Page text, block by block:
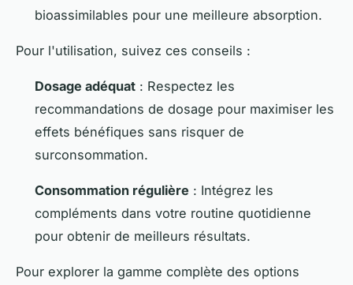
bioassimilables pour une meilleure absorption.
Pour l'utilisation, suivez ces conseils :
Dosage adéquat : Respectez les
recommandations de dosage pour maximiser les
effets bénéfiques sans risquer de
surconsommation.
Consommation régulière : Intégrez les
compléments dans votre routine quotidienne
pour obtenir de meilleurs résultats.
Pour explorer la gamme complète des options